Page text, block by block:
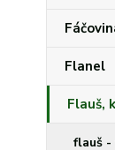
Flanel
Flauš,
flauš -